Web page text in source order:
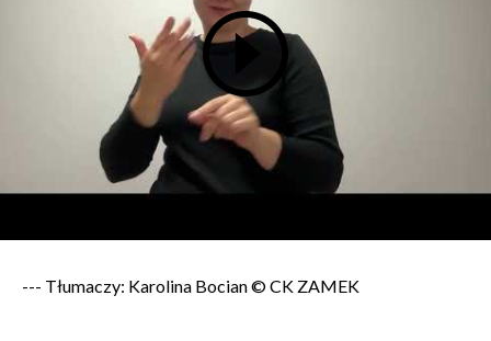
--- Tłumaczy: Karolina Bocian © CK ZAMEK